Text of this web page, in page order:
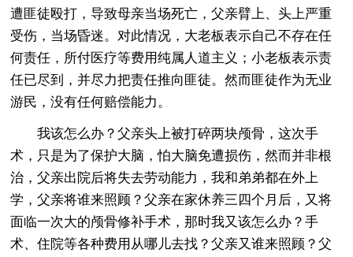
遭匪徒殴打，导致母亲当场死亡，父亲臂上、头上严重
受伤，当场昏迷。对此情况，大老板表示自己不存在任
何责任，所付医疗等费用纯属人道主义；小老板表示责
任已尽到，并尽力把责任推向匪徒。然而匪徒作为无业
游民，没有任何赔偿能力。
我该怎么办？父亲头上被打碎两块颅骨，这次手
术，只是为了保护大脑，怕大脑免遭损伤，然而并非根
治，父亲出院后将失去劳动能力，我和弟弟都在外上
学，父亲将谁来照顾？父亲在家休养三四个月后，又将
面临一次大的颅骨修补手术，那时我又该怎么办？手
术、住院等各种费用从哪儿去找？父亲又谁来照顾？父